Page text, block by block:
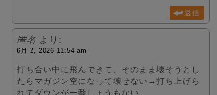
返信
匿名 より:
6月 2, 2026 11:54 am
打ち合い中に飛んできて、そのまま壊そうとし
たらマガジン空になって壊せない→打ち上げら
れてダウンが一番しょうもない。